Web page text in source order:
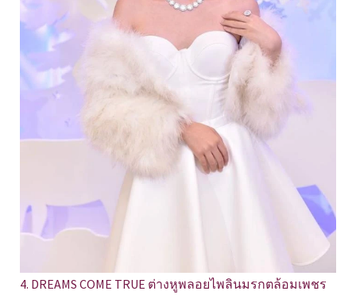
4. DREAMS COME TRUE ต่างหูพลอยไพลินมรกตล้อมเพชร